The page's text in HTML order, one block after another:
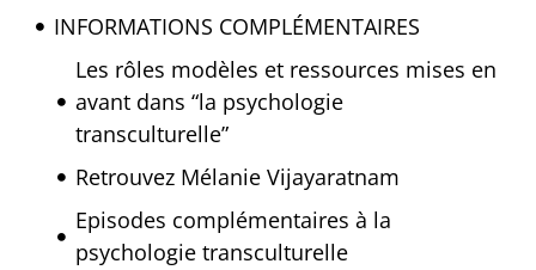
INFORMATIONS COMPLÉMENTAIRES
Les rôles modèles et ressources mises en
avant dans “la psychologie
transculturelle”
Retrouvez Mélanie Vijayaratnam
Episodes complémentaires à la
psychologie transculturelle